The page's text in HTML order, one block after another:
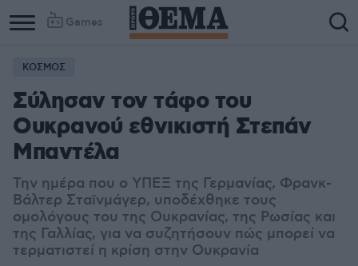
Games
1
2
ΚΟΣΜΟΣ
Σύλησαν τον τάφο του
Ουκρανού εθνικιστή Στεπάν
Μπαντέλα
Την ημέρα που ο ΥΠΕΞ της Γερμανίας, Φρανκ-
Βάλτερ Σταϊνμάγερ, υποδέχθηκε τους
ομολόγους του της Ουκρανίας, της Ρωσίας και
της Γαλλίας, για να συζητήσουν πώς μπορεί να
τερματιστεί η κρίση στην Ουκρανία